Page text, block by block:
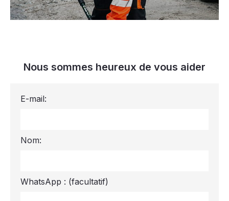
Nous sommes heureux de vous aider
E-mail:
Nom:
WhatsApp : (facultatif)